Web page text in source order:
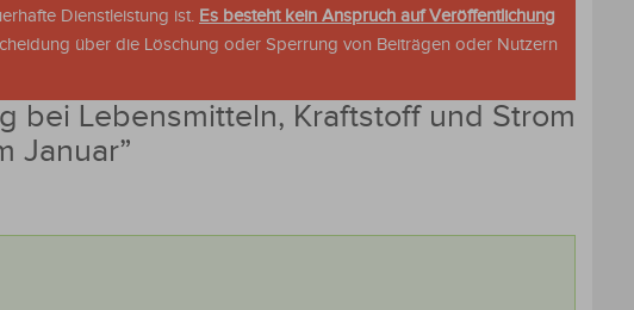
Dienstleistung ist. Es besteht kein Anspruch auf Veröffentlichung
über die Löschung oder Sperrung von Beiträgen oder Nutzern
bei Lebensmitteln, Kraftstoff und Strom
Januar”